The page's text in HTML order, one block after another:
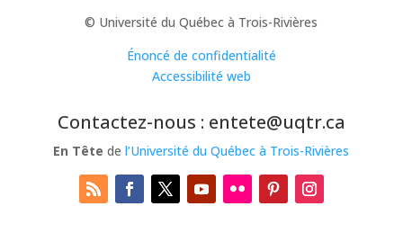
© Université du Québec à Trois-Rivières
Énoncé de confidentialité
Accessibilité web
Contactez-nous : entete@uqtr.ca
En Tête del’Université du Québec à Trois-Rivières